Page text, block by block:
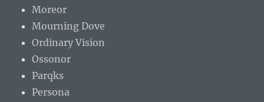
Moreor
Mourning Dove
Ordinary Vision
Ossonor
Parqks
Persona